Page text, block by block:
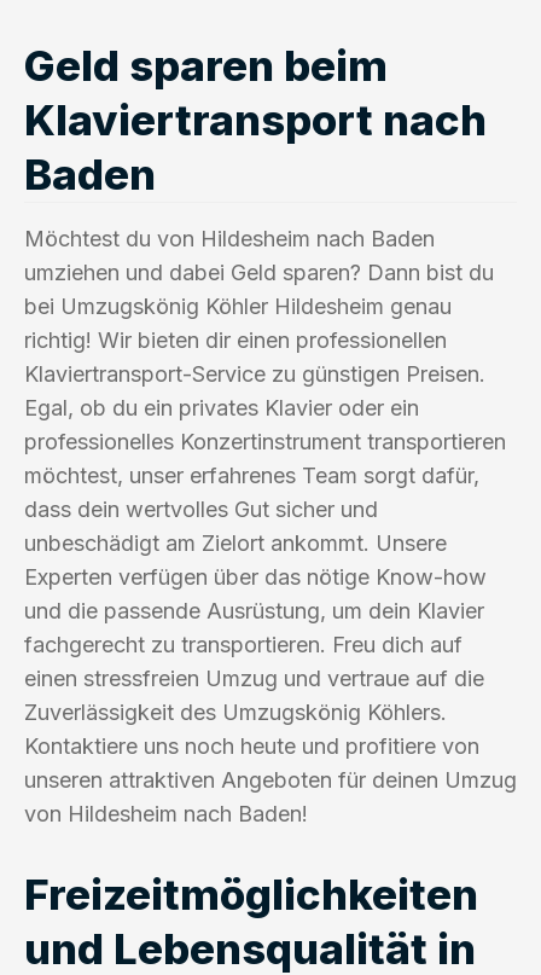
Geld sparen beim
Klaviertransport nach
Baden
Möchtest du von Hildesheim nach Baden
umziehen und dabei Geld sparen? Dann bist du
bei Umzugskönig Köhler Hildesheim genau
richtig! Wir bieten dir einen professionellen
Klaviertransport-Service zu günstigen Preisen.
Egal, ob du ein privates Klavier oder ein
professionelles Konzertinstrument transportieren
möchtest, unser erfahrenes Team sorgt dafür,
dass dein wertvolles Gut sicher und
unbeschädigt am Zielort ankommt. Unsere
Experten verfügen über das nötige Know-how
und die passende Ausrüstung, um dein Klavier
fachgerecht zu transportieren. Freu dich auf
einen stressfreien Umzug und vertraue auf die
Zuverlässigkeit des Umzugskönig Köhlers.
Kontaktiere uns noch heute und profitiere von
unseren attraktiven Angeboten für deinen Umzug
von Hildesheim nach Baden!
Freizeitmöglichkeiten
und Lebensqualität in